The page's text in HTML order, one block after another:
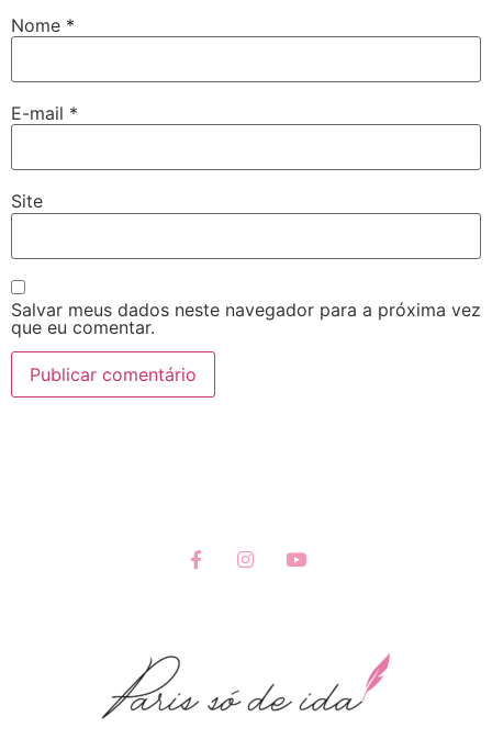
Nome *
E-mail *
Site
Salvar meus dados neste navegador para a próxima vez
que eu comentar.